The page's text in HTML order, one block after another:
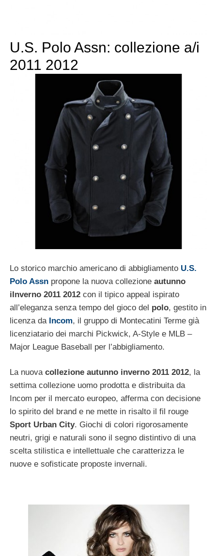
U.S. Polo Assn: collezione a/i
2011 2012
Lo storico marchio americano di abbigliamento U.S.
Polo Assn propone la nuova collezione autunno
iInverno 2011 2012 con il tipico appeal ispirato
all’eleganza senza tempo del gioco del polo, gestito in
licenza da Incom, il gruppo di Montecatini Terme già
licenziatario dei marchi Pickwick, A-Style e MLB –
Major League Baseball per l’abbigliamento.
La nuova collezione autunno inverno 2011 2012, la
settima collezione uomo prodotta e distribuita da
Incom per il mercato europeo, afferma con decisione
lo spirito del brand e ne mette in risalto il fil rouge
Sport Urban City. Giochi di colori rigorosamente
neutri, grigi e naturali sono il segno distintivo di una
scelta stilistica e intellettuale che caratterizza le
nuove e sofisticate proposte invernali.